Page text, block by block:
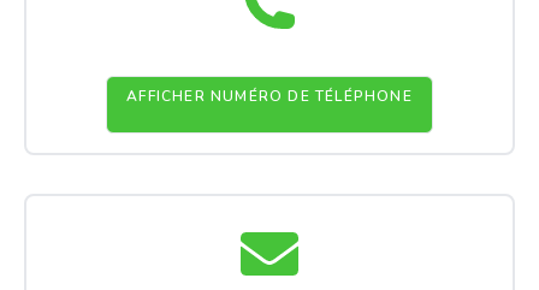
AFFICHER NUMÉRO DE TÉLÉPHONE